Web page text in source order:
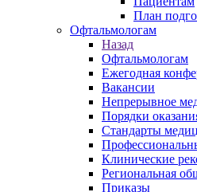
План
Офтальмологам
Назад
Офтальмологам
Ежегодная
Вакансии
Непрерывное
Порядки
Стандарты
Клинические
Региональная
Приказы